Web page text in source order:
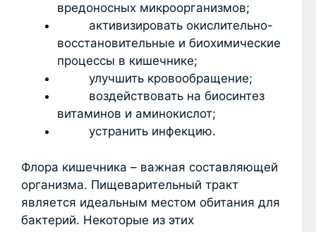
вредоносных микроорганизмов;
активизировать окислительно-
восстановительные и биохимические
процессы в кишечнике;
улучшить кровообращение;
воздействовать на биосинтез
витаминов и аминокислот;
устранить инфекцию.
Флора кишечника – важная составляющей
организма. Пищеварительный тракт
является идеальным местом обитания для
бактерий. Некоторые из этих